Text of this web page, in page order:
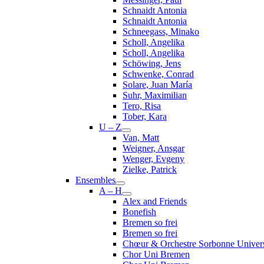
Schnaidt Antonia
Schnaidt Antonia
Schneegass, Minako
Scholl, Angelika
Scholl, Angelika
Schöwing, Jens
Schwenke, Conrad
Solare, Juan María
Suhr, Maximilian
Tero, Risa
Tober, Kara
U – Z
Van, Matt
Weigner, Ansgar
Wenger, Evgeny
Zielke, Patrick
Ensembles
A – H
Alex and Friends
Bonefish
Bremen so frei
Bremen so frei
Chœur & Orchestre Sorbonne
Chor Uni Bremen